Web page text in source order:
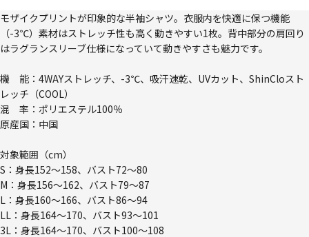
モザイクプリントが印象的な半袖シャツ。衣服内を快適に保つ機能
（-3℃）素材はストレッチ性も高く動きやすい1枚。背中部分の肩回り
はラグランスリーブ仕様になっていて動きやすさも魅力です。
機 能：4WAYストレッチ、-3℃、吸汗速乾、UVカット、ShinCloスト
レッチ（COOL）
混 率：ポリエステル100％
原産国：中国
対象範囲（cm）
S：身長152～158、バスト72～80
M：身長156～162、バスト79～87
L：身長160～166、バスト86～94
LL：身長164～170、バスト93～101
3L：身長164～170、バスト100～108